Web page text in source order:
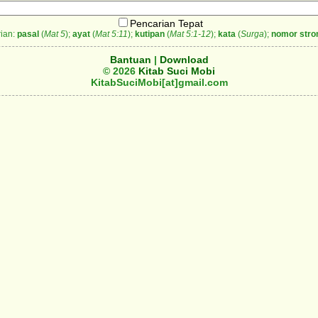
Pencarian Tepat
pasal(Mat 5); ayat(Mat 5:11); kutipan(Mat 5:1-12); kata (Surga); nomor
Bantuan | Download
© 2026 Kitab Suci Mobi
KitabSuciMobi[at]gmail.com